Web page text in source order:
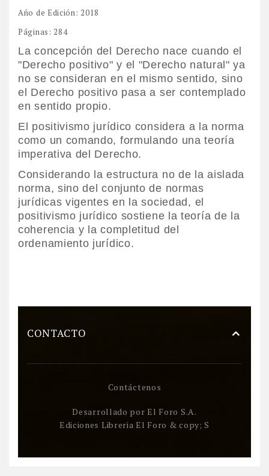
Año de Edición: 2018
Páginas: 284
La concepción del Derecho nace cuando el
"Derecho positivo" y el "Derecho natural" ya
no se consideran en el mismo sentido, sino
el Derecho positivo pasa a ser contemplado
en sentido propio.
El positivismo jurídico considera a la norma
como un comando, formulando una teoría
imperativa del Derecho.
Considerando la estructura no de la aislada
norma, sino del conjunto de normas
jurídicas vigentes en la sociedad, el
positivismo jurídico sostiene la teoría de la
coherencia y la completitud del
ordenamiento jurídico.
CONTACTO
Contáctenos
Desarrollado porEl Foro S.A.
Ediciones Libreria El Foro & copy; S